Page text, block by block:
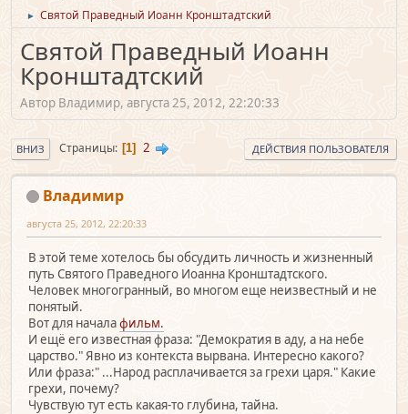
► Святой Праведный Иоанн Кронштадтский
Святой Праведный Иоанн
Кронштадтский
Автор Владимир, августа 25, 2012, 22:20:33
ВНИЗ Страницы 1 2 ДЕЙСТВИЯ ПОЛЬЗОВАТЕЛЯ
Владимир
августа 25, 2012, 22:20:33
В этой теме хотелось бы обсудить личность и жизненный
путь Святого Праведного Иоанна Кронштадтского.
Человек многогранный, во многом еще неизвестный и не
понятый.
Вот для началафильм.
И ещё его известная фраза: "Демократия в аду, а на небе
царство." Явно из контекста вырвана. Интересно какого?
Или фраза:" ...Народ расплачивается за грехи царя." Какие
грехи, почему?
Чувствую тут есть какая-то глубина, тайна.